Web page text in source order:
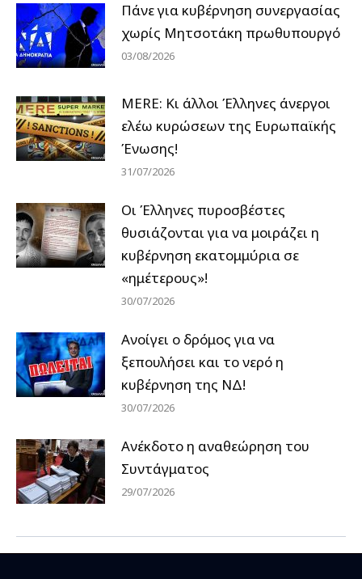
Πάνε για κυβέρνηση συνεργασίας
χωρίς Μητσοτάκη πρωθυπουργό
03/08/2026
MERE: Κι άλλοι Έλληνες άνεργοι
ελέω κυρώσεων της Ευρωπαϊκής
Ένωσης!
31/07/2026
Οι Έλληνες πυροσβέστες
θυσιάζονται για να μοιράζει η
κυβέρνηση εκατομμύρια σε
«ημέτερους»!
30/07/2026
Ανοίγει ο δρόμος για να
ξεπουλήσει και το νερό η
κυβέρνηση της ΝΔ!
30/07/2026
Ανέκδοτο η αναθεώρηση του
Συντάγματος
29/07/2026